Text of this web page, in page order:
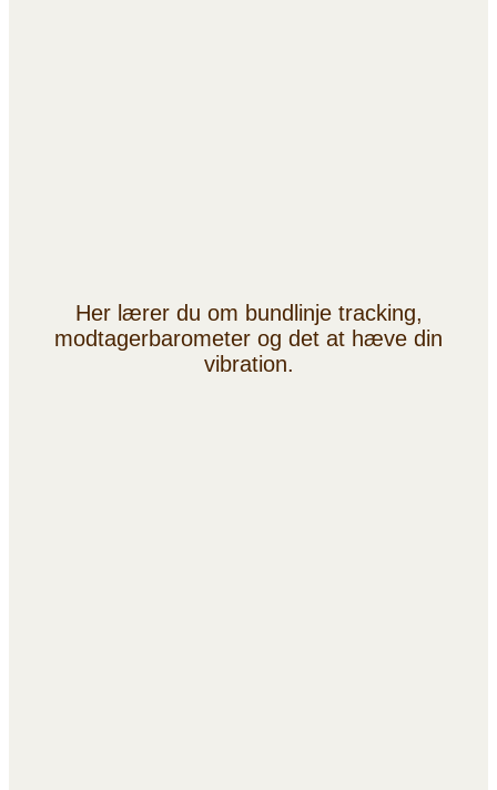
Her lærer du om bundlinje tracking,
modtagerbarometer og det at hæve din
vibration.